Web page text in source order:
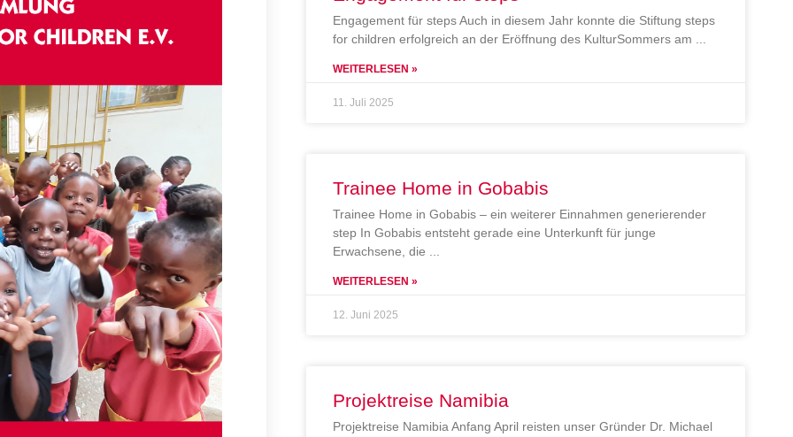
Engagement für steps Auch in diesem Jahr konnte die Stiftung steps
for children erfolgreich an der Eröffnung des KulturSommers am
WEITERLESEN »
11. Juli 2025
Trainee Home in Gobabis
Trainee Home in Gobabis – ein weiterer Einnahmen generierender
step In Gobabis entsteht gerade eine Unterkunft für junge
Erwachsene, die
WEITERLESEN »
12. Juni 2025
Projektreise Namibia
Projektreise Namibia Anfang April reisten unser Gründer Dr. Michael